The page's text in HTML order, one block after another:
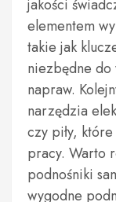
jakości
elementem
takie jak
niezbędne do
napraw.
narzędzia
czy piły,
pracy. Warto
podnośniki
wygodne